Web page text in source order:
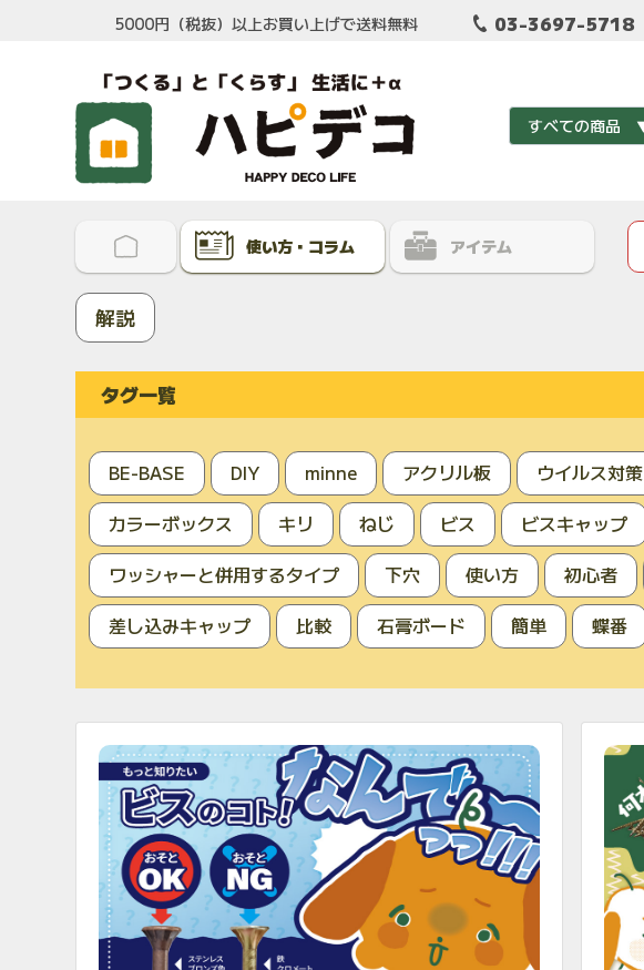
5000円（税抜）以上お買い上げで送料無料 03-3697-5718
使い方・コラム アイテム
解説
タグ一覧
BE-BASE DIY minne アクリル板 ウイルス対策
カラーボックス
キリ ねじ ビス ビスキャップ
ワッシャーと併用するタイプ
下穴 使い方 初心者
差し込みキャップ
比較 石膏ボード 簡単 蝶番